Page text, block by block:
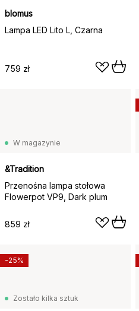
blomus
Lampa LED Lito L, Czarna
759 zł
W magazynie
&Tradition
Przenośna lampa stołowa
Flowerpot VP9, Dark plum
859 zł
Zostało kilka sztuk
-25%